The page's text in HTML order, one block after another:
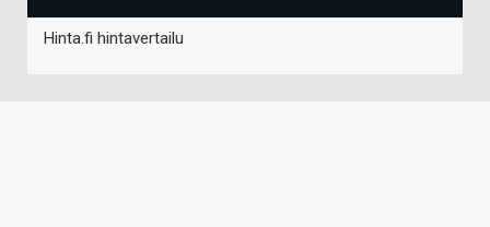
Hinta.fi hintavertailu